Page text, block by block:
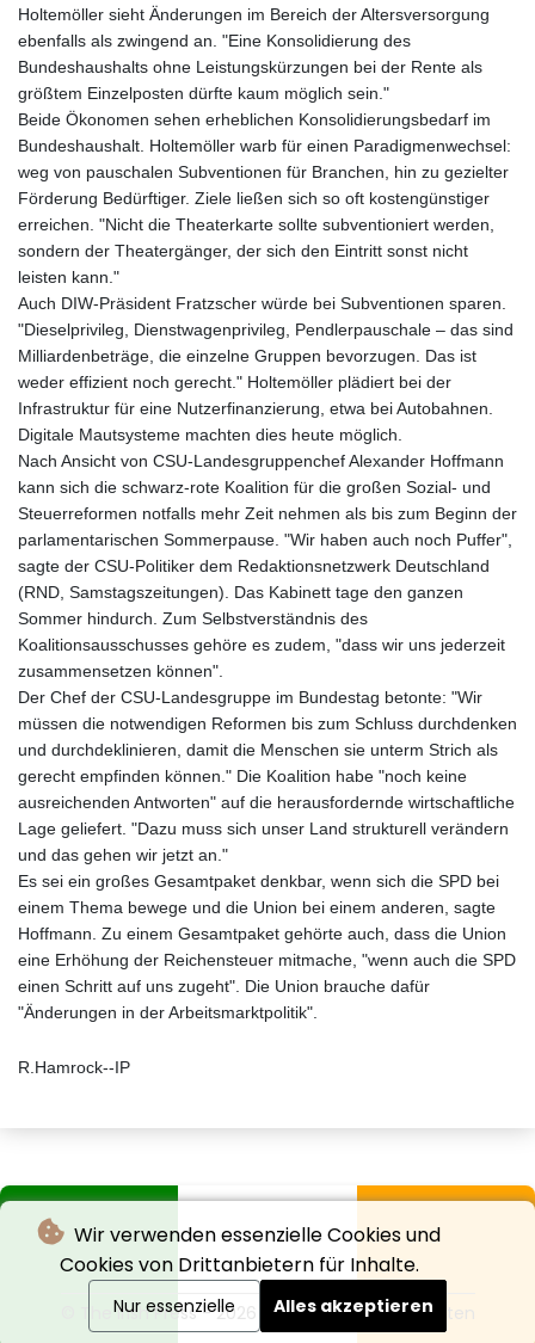
Wir verwenden essenzielle Cookies und
Cookies von Drittanbietern für Inhalte.
Nur essenzielle Alles akzeptieren
Holtemöller sieht Änderungen im Bereich der Altersversorgung
ebenfalls als zwingend an. "Eine Konsolidierung des
Bundeshaushalts ohne Leistungskürzungen bei der Rente als
größtem Einzelposten dürfte kaum möglich sein."
Beide Ökonomen sehen erheblichen Konsolidierungsbedarf im
Bundeshaushalt. Holtemöller warb für einen Paradigmenwechsel:
weg von pauschalen Subventionen für Branchen, hin zu gezielter
Förderung Bedürftiger. Ziele ließen sich so oft kostengünstiger
erreichen. "Nicht die Theaterkarte sollte subventioniert werden,
sondern der Theatergänger, der sich den Eintritt sonst nicht
leisten kann."
Auch DIW-Präsident Fratzscher würde bei Subventionen sparen.
"Dieselprivileg, Dienstwagenprivileg, Pendlerpauschale – das sind
Milliardenbeträge, die einzelne Gruppen bevorzugen. Das ist
weder effizient noch gerecht." Holtemöller plädiert bei der
Infrastruktur für eine Nutzerfinanzierung, etwa bei Autobahnen.
Digitale Mautsysteme machten dies heute möglich.
Nach Ansicht von CSU-Landesgruppenchef Alexander Hoffmann
kann sich die schwarz-rote Koalition für die großen Sozial- und
Steuerreformen notfalls mehr Zeit nehmen als bis zum Beginn der
parlamentarischen Sommerpause. "Wir haben auch noch Puffer",
sagte der CSU-Politiker dem Redaktionsnetzwerk Deutschland
(RND, Samstagszeitungen). Das Kabinett tage den ganzen
Sommer hindurch. Zum Selbstverständnis des
Koalitionsausschusses gehöre es zudem, "dass wir uns jederzeit
zusammensetzen können".
Der Chef der CSU-Landesgruppe im Bundestag betonte: "Wir
müssen die notwendigen Reformen bis zum Schluss durchdenken
und durchdeklinieren, damit die Menschen sie unterm Strich als
gerecht empfinden können." Die Koalition habe "noch keine
ausreichenden Antworten" auf die herausfordernde wirtschaftliche
Lage geliefert. "Dazu muss sich unser Land strukturell verändern
und das gehen wir jetzt an."
Es sei ein großes Gesamtpaket denkbar, wenn sich die SPD bei
einem Thema bewege und die Union bei einem anderen, sagte
Hoffmann. Zu einem Gesamtpaket gehörte auch, dass die Union
eine Erhöhung der Reichensteuer mitmache, "wenn auch die SPD
einen Schritt auf uns zugeht". Die Union brauche dafür
"Änderungen in der Arbeitsmarktpolitik".
R.Hamrock--IP
© The Irish Press - 2026 - Alle Rechte vorbehalten